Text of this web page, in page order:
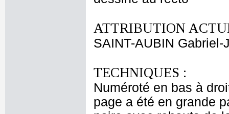
ATTRIBUTION
SAINT-AUBIN Gabriel-
TECHNIQUES :
Numéroté en bas à
page a été en grande